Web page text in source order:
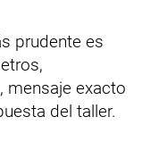
prudente es
mensaje exacto
del taller.